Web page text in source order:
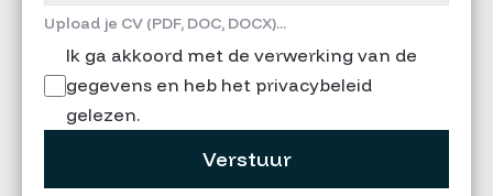
Upload je CV (PDF, DOC, DOCX)...
Ik ga akkoord met de verwerking van de
gegevens en heb het privacybeleid
gelezen.
Verstuur